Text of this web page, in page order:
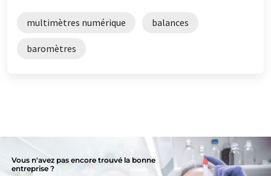
multimètres numérique balances
baromètres
Vous n'avez pas encore trouvé la bonne
entreprise ?